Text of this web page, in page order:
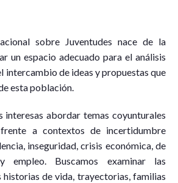
sobre Juventudes nace de la
un espacio adecuado para el análisis
intercambio de ideas y propuestas que
esta población.
interesas abordar temas coyunturales
a contextos de incertidumbre
inseguridad, crisis económica, de
empleo. Buscamos examinar las
historias de vida, trayectorias, familias